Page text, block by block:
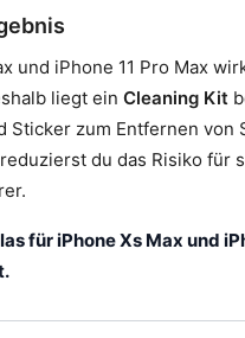
und iPhone 11 Pro Max
liegt ein Cleaning Kit
zum Entfernen von
du das Risiko für
für iPhone Xs Max und